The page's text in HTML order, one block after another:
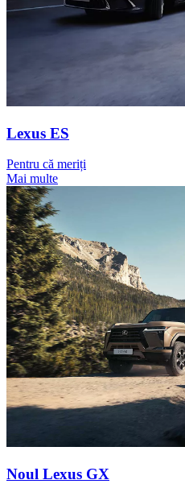
Lexus ES
Pentru că meriți
Mai multe
Noul Lexus GX